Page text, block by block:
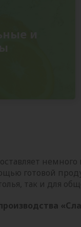
готовой
так и для